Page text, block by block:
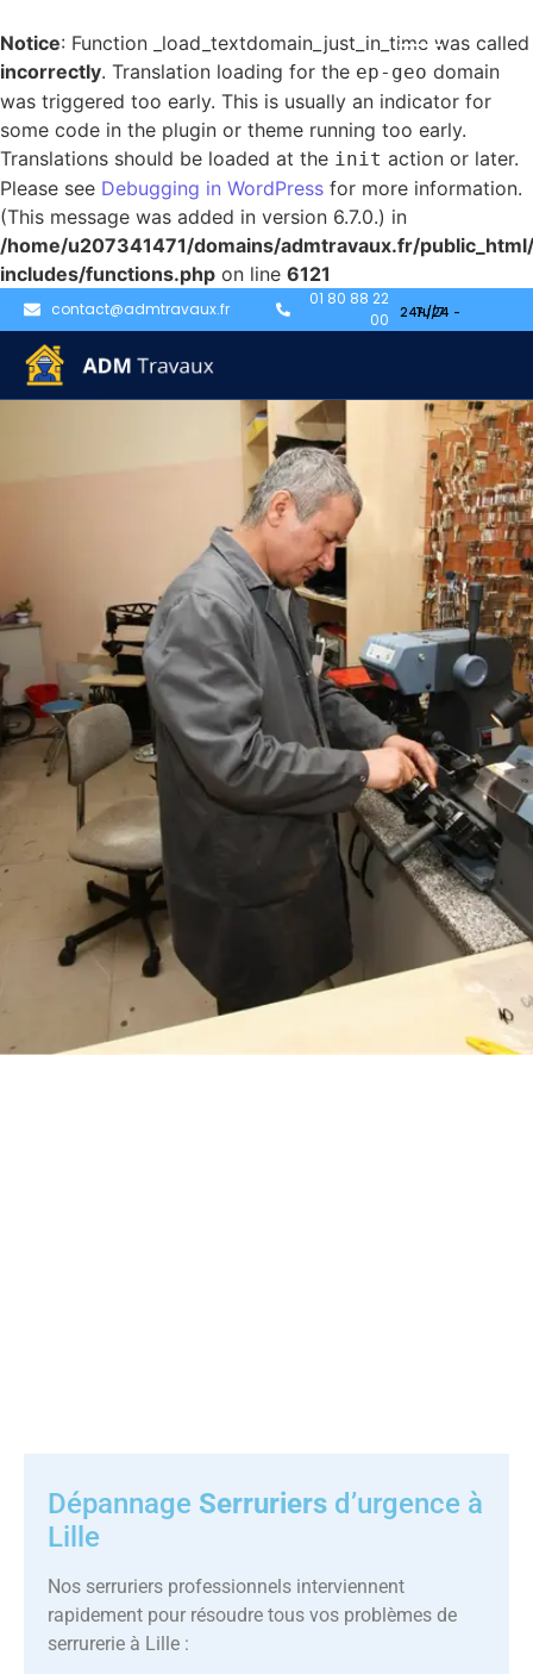
Notice: Function _load_textdomain_just_in_time was called
incorrectly. Translation loading for the ep-geo domain
was triggered too early. This is usually an indicator for
some code in the plugin or theme running too early.
Translations should be loaded at the init action or later.
Please see Debugging in WordPress for more information.
(This message was added in version 6.7.0.) in
/home/u207341471/domains/admtravaux.fr/
includes/functions.php on line 6121
contact@admtravaux.fr
01 80 88 22
00
Serruriers disponibles
à Lille
Dépannage Serruriers d’urgence à
Lille
Nos serruriers professionnels interviennent
rapidement pour résoudre tous vos problèmes de
serrurerie à Lille :